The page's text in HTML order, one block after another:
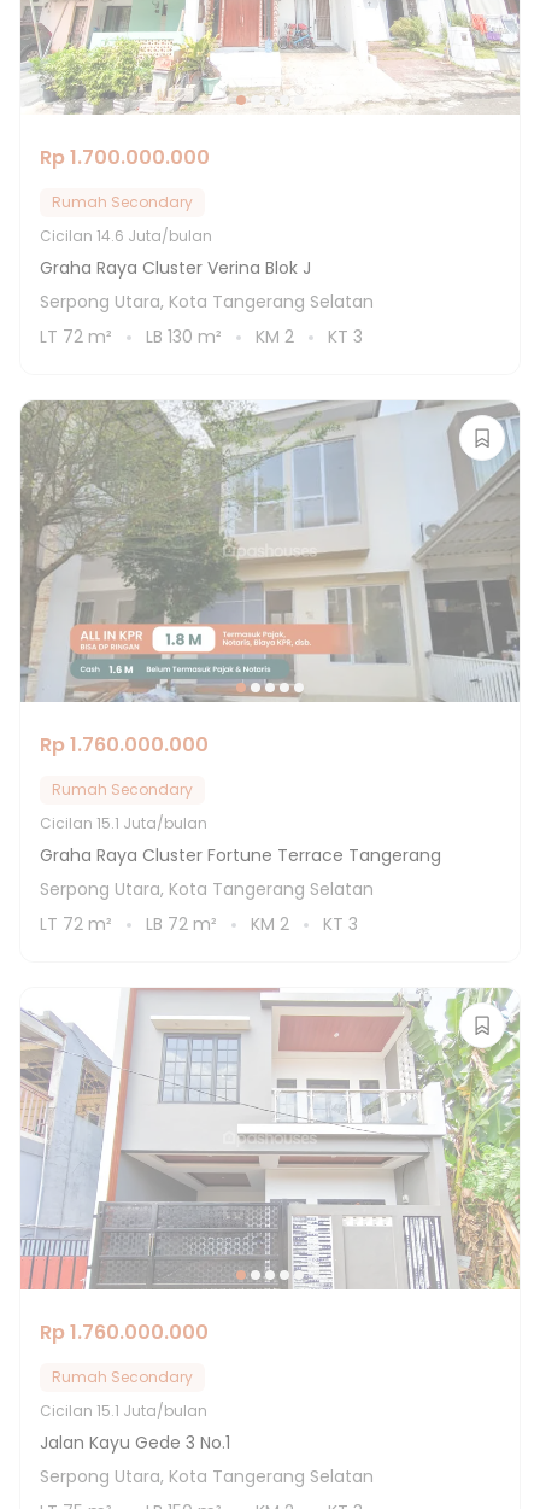
Rp 1.700.000.000
Rumah Secondary
Cicilan 14.6 Juta/bulan
Graha Raya Cluster Verina Blok J
Serpong Utara, Kota Tangerang Selatan
LT 72 m² LB 130 m² KM 2 KT 3
Rp 1.760.000.000
Rumah Secondary
Cicilan 15.1 Juta/bulan
Graha Raya Cluster Fortune Terrace Tangerang
Serpong Utara, Kota Tangerang Selatan
LT 72 m² LB 72 m² KM 2 KT 3
Rp 1.760.000.000
Rumah Secondary
Cicilan 15.1 Juta/bulan
Jalan Kayu Gede 3 No.1
Serpong Utara, Kota Tangerang Selatan